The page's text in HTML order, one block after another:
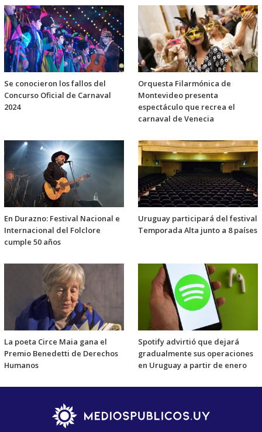
Se conocieron los fallos del
Concurso Oficial de Carnaval
2024
Orquesta Filarmónica de
Montevideo presenta
espectáculo que recrea el
carnaval de Venecia
En Durazno: Festival Nacional e
Internacional del Folclore
cumple 50 años
Uruguay participará del festival
Temporada Alta junto a 8 países
La poeta Circe Maia gana el
Premio Benedetti de Derechos
Humanos
Spotify advirtió que dejará
gradualmente sus operaciones
en Uruguay a partir de enero